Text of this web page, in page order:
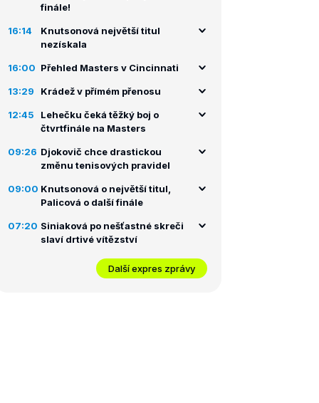
finále!
16:14
Knutsonová největší titul
nezískala
16:00 Přehled Masters v Cincinnati
13:29 Krádež v přímém přenosu
12:45
Lehečku čeká těžký boj o
čtvrtfinále na Masters
09:26 Djokovič chce drastickou
změnu tenisových pravidel
09:00 Knutsonová o největší titul,
Palicová o další finále
07:20 Siniaková po nešťastné skreči
slaví drtivé vítězství
Další expres zprávy